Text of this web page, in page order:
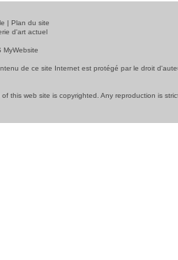
| Plan du site
d'art actuel
MyWebsite
de ce site Internet est protégé par le droit
this web site is copyrighted. Any reproduction is